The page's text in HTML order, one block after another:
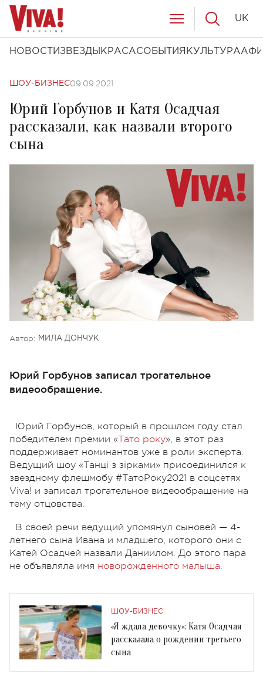
НОВОСТИ ЗВЕЗДЫ КРАСАСОБЫТИЯ КУЛЬТУРА
UK
ШОУ-БИЗНЕС09.09.2021
Юрий Горбунов и Катя Осадчая
рассказали, как назвали второго
сына
Автор: МИЛА ДОНЧУК
Юрий Горбунов записал трогательное
видеообращение.
Юрий Горбунов, который в прошлом году стал
победителем премии «Тато року», в этот раз
поддерживает номинантов уже в роли эксперта.
Ведущий шоу «Танці з зірками» присоединился к
звездному флешмобу #ТатоРоку2021 в соцсетях
Viva! и записал трогательное видеообращение на
тему отцовства.
В своей речи ведущий упомянул сыновей — 4-
летнего сына Ивана и младшего, которого они с
Катей Осадчей назвали Даниилом. До этого пара
не объявляла имя новорожденного малыша.
ШОУ-БИЗНЕС
«Я ждала девочку»: Катя Осадчая
рассказала о рождении третьего
сына